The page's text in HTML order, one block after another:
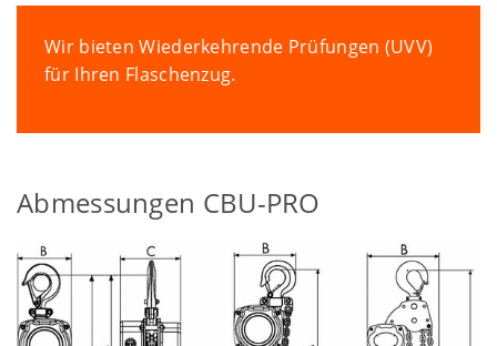
Wir bieten Wiederkehrende Prüfungen (UVV)
für Ihren Flaschenzug.
Abmessungen CBU-PRO